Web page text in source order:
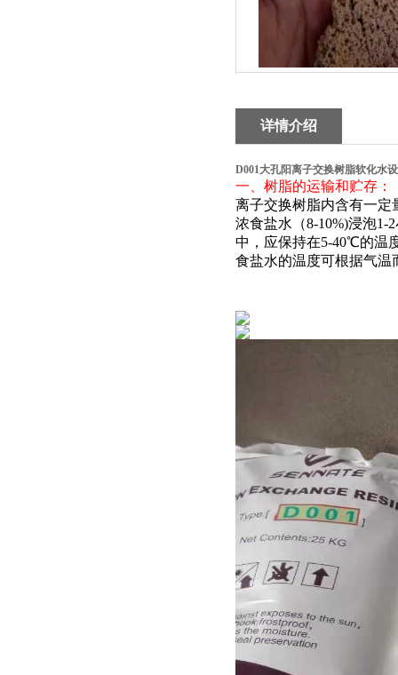
详情介绍
D001大孔阳离子交换树脂软化水
一、树脂的运输和贮存：
离子交换树脂内含有一定
浓食盐水（8-10%)浸泡
中，应保持在5-40℃的温
食盐水的温度可根据气温